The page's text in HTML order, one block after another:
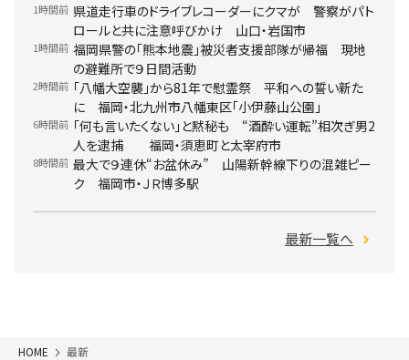
1時間前 県道走行車のドライブレコーダーにクマが 警察がパト
ロールと共に注意呼びかけ 山口・岩国市
1時間前 福岡県警の「熊本地震」被災者支援部隊が帰福 現地
の避難所で９日間活動
2時間前 「八幡大空襲」から81年で慰霊祭 平和への誓い新た
に 福岡・北九州市八幡東区「小伊藤山公園」
6時間前 「何も言いたくない」と黙秘も “酒酔い運転”相次ぎ男2
人を逮捕 福岡・須恵町と太宰府市
8時間前 最大で９連休“お盆休み” 山陽新幹線下りの混雑ピー
ク 福岡市・ＪＲ博多駅
最新一覧へ
HOME 最新